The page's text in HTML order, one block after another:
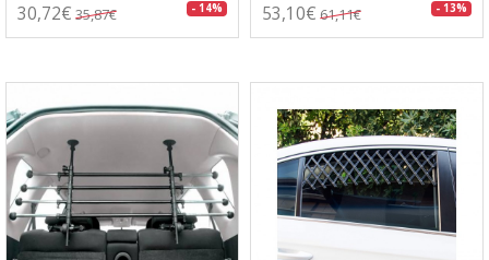
30,72€ 35,87€ - 14% 53,10€ 61,11€ - 13%